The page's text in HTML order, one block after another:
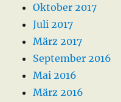
Oktober 2017
Juli 2017
März 2017
September 2016
Mai 2016
März 2016